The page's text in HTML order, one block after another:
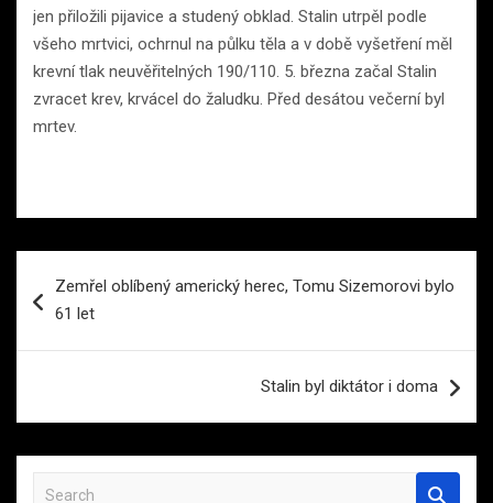
jen přiložili pijavice a studený obklad. Stalin utrpěl podle
všeho mrtvici, ochrnul na půlku těla a v době vyšetření měl
krevní tlak neuvěřitelných 190/110. 5. března začal Stalin
zvracet krev, krvácel do žaludku. Před desátou večerní byl
mrtev.
proZemřel oblíbený americký herec, Tomu Sizemorovi bylo
61 let
Stalin byl diktátor i doma